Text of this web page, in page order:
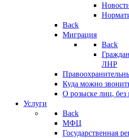
Back
Миграция
Back
ЛНР
Куда можно
О розыске лиц,
Услуги
Back
МФЦ
Государственная